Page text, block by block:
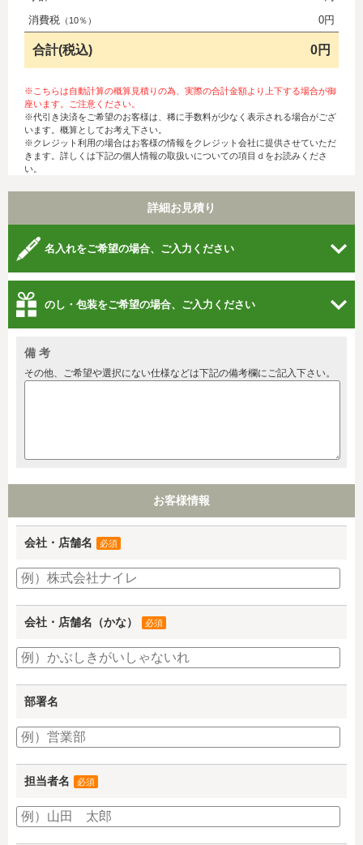
消費税 （10％） 0円
合計(税込) 0円
※こちらは自動計算の概算見積りの為、実際の合計金額より上下する場合が御
座います。ご注意ください。
※代引き決済をご希望のお客様は、稀に手数料が少なく表示される場合がござ
います。概算としてお考え下さい。
※クレジット利用の場合はお客様の情報をクレジット会社に提供させていただ
きます。詳しくは下記の個人情報の取扱いについての項目ｄをお読みくださ
い。
詳細お見積り
名入れをご希望の場合、ご入力ください
のし・包装をご希望の場合、ご入力ください
備 考
その他、ご希望や選択にない仕様などは下記の備考欄にご記入下さい。
お客様情報
会社・店舗名 必須
会社・店舗名（かな） 必須
部署名
担当者名 必須